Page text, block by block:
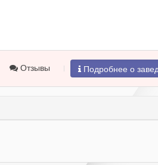
Отзывы Подробнее о